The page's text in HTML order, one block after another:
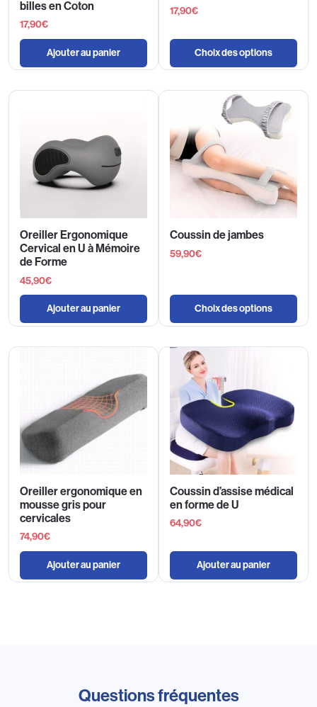
billes en Coton
17,90€
Ajouter au panier
17,90€
Choix des options
Oreiller Ergonomique
Cervical en U à Mémoire
de Forme
45,90€
Ajouter au panier
Coussin de jambes
59,90€
Choix des options
Oreiller ergonomique en
mousse gris pour
cervicales
74,90€
Ajouter au panier
Coussin d’assise médical
en forme de U
64,90€
Ajouter au panier
Questions fréquentes